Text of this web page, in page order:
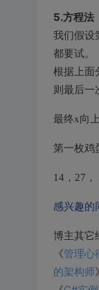
5.方程法
我们假设
都要试。
根据上面
则最后
最终x向
第一枚鸡
14，27
感兴趣的
博主其它
《管理心
的架构师